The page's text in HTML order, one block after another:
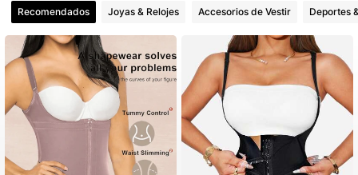
4.86 2.1K Seguidores
4.86
4.86 2.1K Seguidores
4.86 2.1K Seguidores
2.1K Seguidores
Recomendados Joyas & Relojes Accesorios de Vestir Deportes